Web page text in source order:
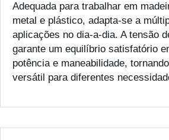
Adequada para trabalhar em
metal e plástico, adapta-se a
aplicações no dia-a-dia. A tensão
garante um equilíbrio satisfatório
potência e maneabilidade,
versátil para diferentes